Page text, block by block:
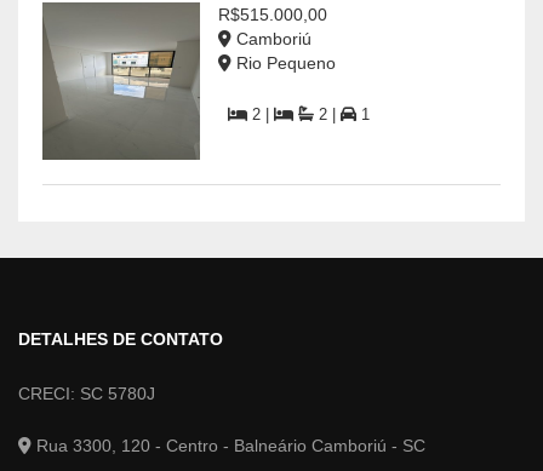
R$515.000,00
Camboriú
Rio Pequeno
2 | 2 | 1
DETALHES DE CONTATO
CRECI: SC 5780J
Rua 3300, 120 - Centro - Balneário Camboriú - SC